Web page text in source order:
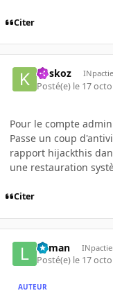
Citer
koskoz
Posté(e) le 17
Pour le compte
Passe un coup
rapport hijackthis
une restauration
Citer
lolman
Posté(e) le 17
AUTEUR